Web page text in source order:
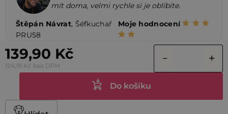
mít doma, velmi rychle si je oblíbíte.
Štěpán Návrat, Šéfkuchař
PRU58
Moje hodnocení
139,90 Kč
124,91 Kč bez DPH
Do košíku